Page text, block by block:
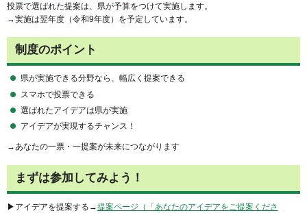
投票で選ばれた提案は、県が予算をつけて実施します。
→実施は翌年度（令和9年度）を予定しています。
制度のポイント
県が実施できる分野なら、幅広く提案できる
スマホで投票できる
選ばれたアイデアは県が実施
アイデアが実現するチャンス！
→あなたの一票・一提案が未来につながります
まずは参加してみよう！
▶アイデアを提案する→提案ページ（「あなたのアイデアをご提案くださ